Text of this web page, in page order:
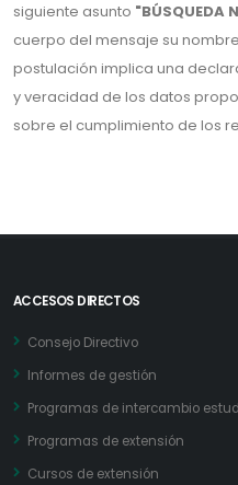
siguiente asunto "BÚSQUEDA
cuerpo del mensaje su
postulación implica una
y veracidad de los datos
sobre el cumplimiento de los
ACCESOS DIRECTOS
Consejo Directivo
Informes de gestión
Programas de intercambio
Programas de extensión
Cursos de extensión